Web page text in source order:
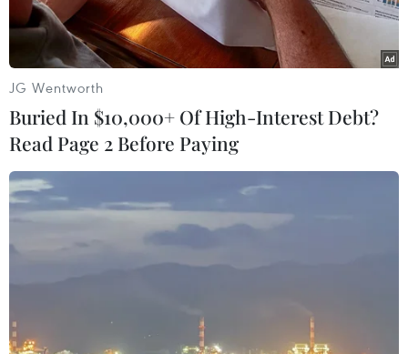
TIN LIÊN QUAN
JG Wentworth
Buried In $10,000+ Of High-Interest Debt?
Read Page 2 Before Paying